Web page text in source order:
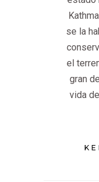
se la
el
gran
vida